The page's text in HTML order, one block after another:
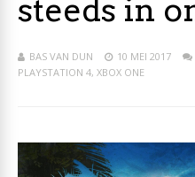
steeds in
BAS VAN DUN 10 MEI 2017
PLAYSTATION 4, XBOX ONE